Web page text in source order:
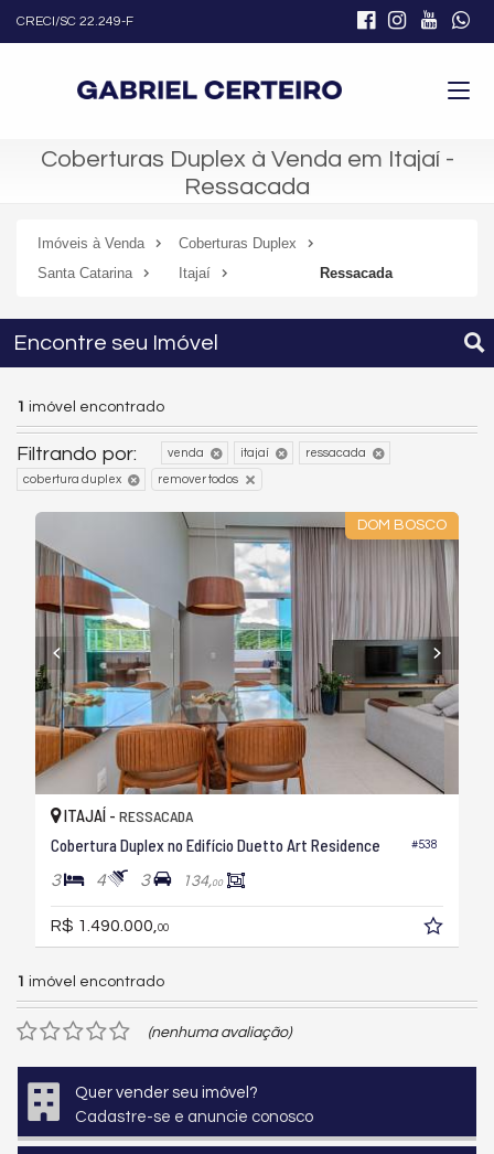
CRECI/SC 22.249-F
Coberturas Duplex à Venda em Itajaí -
Ressacada
Imóveis à Venda
Coberturas Duplex
Santa Catarina
Itajaí Ressacada
Encontre seu Imóvel
1 imóvel encontrado
Filtrando por: venda itajaí ressacada
cobertura duplex remover todos
DOM BOSCO
#538
ITAJAÍ - RESSACADA
Cobertura Duplex no Edifício Duetto Art Residence
3 4 3 134,00
R$ 1.490.000, 00
1 imóvel encontrado
(nenhuma avaliação)
Quer vender seu imóvel?
Cadastre-se e anuncie conosco